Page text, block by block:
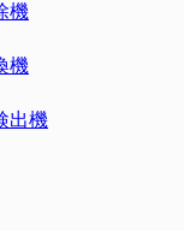
機
機
出機